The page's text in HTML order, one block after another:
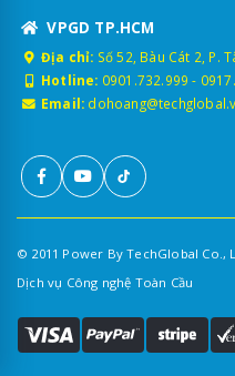
VPGD TP.HCM
Địa chỉ: Số 52, Bàu Cát 2, P.
Hotline: 0901.732.999 -
Email:
© 2011 Power By TechGlobal Co.,
Dịch vụ Công nghệ Toàn Cầu